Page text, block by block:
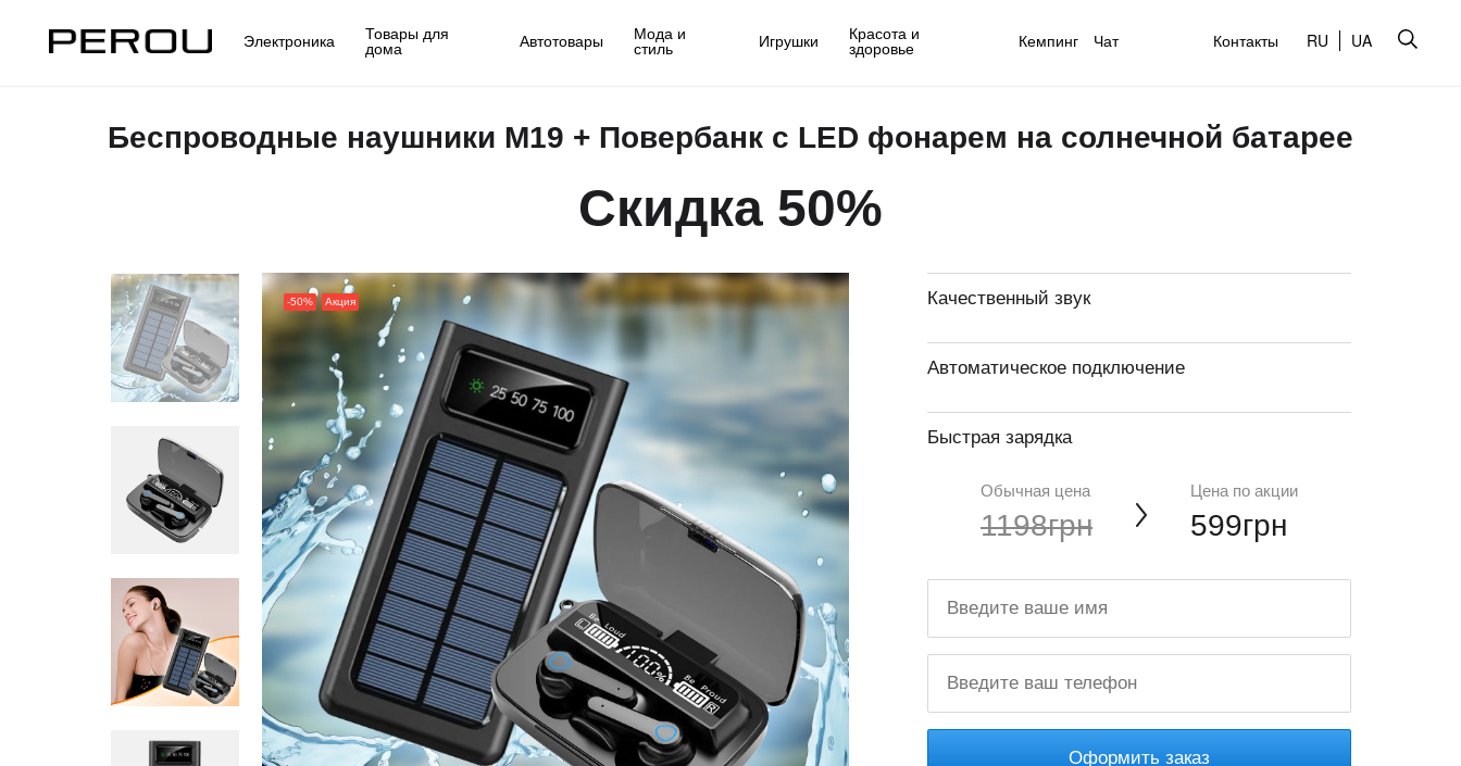
Электроника Товары для
дома Автотовары Мода и
стиль Игрушки Красота и
здоровье Кемпинг Чат Контакты RU UA
Беспроводные наушники M19 + Повербанк с LED фонарем на солнечной батарее
Скидка 50%
-50% Акция Качественный звук
Автоматическое подключение
Быстрая зарядка
Обычная цена
1198грн
Цена по акции
599грн
Оформить заказ